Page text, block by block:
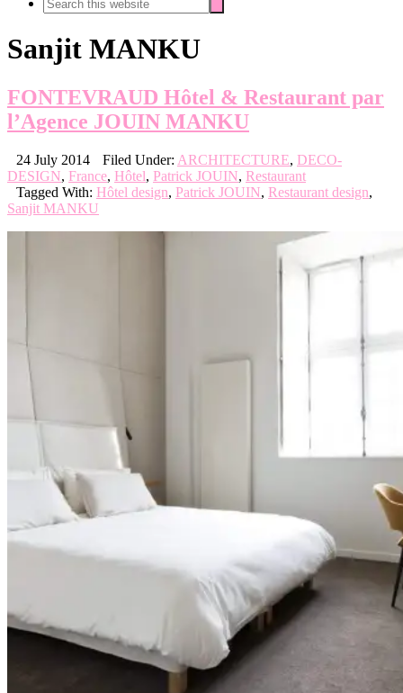
this
Sanjit MANKU
FONTEVRAUD Hôtel & Restaurant par
l’Agence JOUIN MANKU
24 July 2014 Filed Under: ARCHITECTURE, DECO-
DESIGN, France, Hôtel, Patrick JOUIN, Restaurant
Tagged With: Hôtel design, Patrick JOUIN, Restaurant design,
Sanjit MANKU